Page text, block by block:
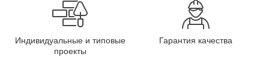
Индивидуальные и типовые
проекты
Гарантия качества